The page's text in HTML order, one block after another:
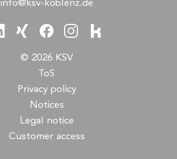
info@ksv-koblenz.de
© 2026 KSV
ToS
Privacy policy
Notices
Legal notice
Customer access